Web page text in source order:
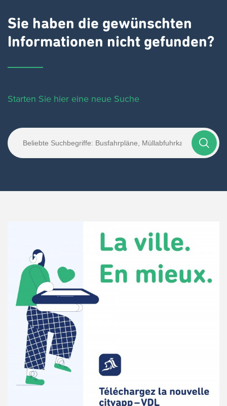
Sie haben die gewünschten
Informationen nicht gefunden?
Starten Sie hier eine neue Suche